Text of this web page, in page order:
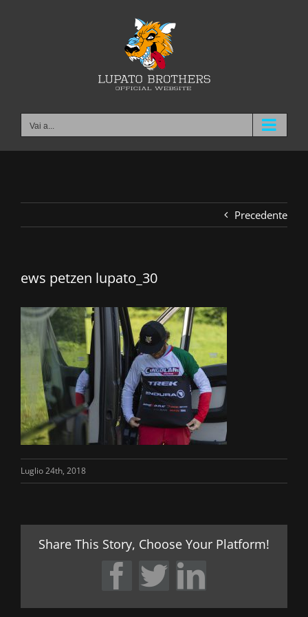
Vai a...
Precedente
ews petzen lupato_30
Luglio 24th, 2018
Share This Story, Choose Your Platform!
Facebook
TwitterLinkedIn